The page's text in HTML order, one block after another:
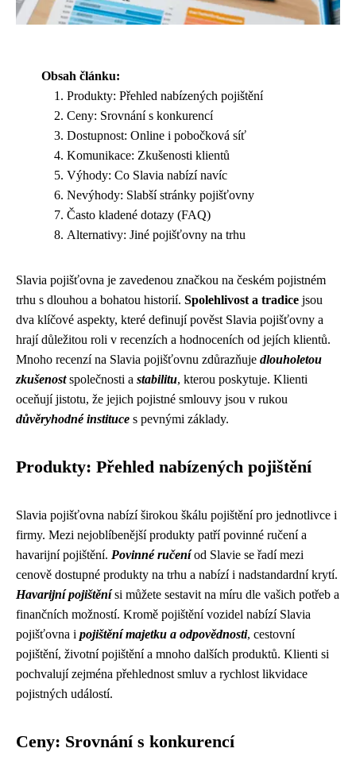
Obsah článku:
Produkty: Přehled nabízených pojištění
Ceny: Srovnání s konkurencí
Dostupnost: Online i pobočková síť
Komunikace: Zkušenosti klientů
Výhody: Co Slavia nabízí navíc
Nevýhody: Slabší stránky pojišťovny
Často kladené dotazy (FAQ)
Alternativy: Jiné pojišťovny na trhu
Slavia pojišťovna je zavedenou značkou na českém pojistném
trhu s dlouhou a bohatou historií. Spolehlivost a tradice jsou
dva klíčové aspekty, které definují pověst Slavia pojišťovny a
hrají důležitou roli v recenzích a hodnoceních od jejích klientů.
Mnoho recenzí na Slavia pojišťovnu zdůrazňuje dlouholetou
zkušenostspolečnosti a stabilitu, kterou poskytuje. Klienti
oceňují jistotu, že jejich pojistné smlouvy jsou v rukou
důvěryhodné instituce s pevnými základy.
Produkty: Přehled nabízených pojištění
Slavia pojišťovna nabízí širokou škálu pojištění pro jednotlivce i
firmy. Mezi nejoblíbenější produkty patří povinné ručení a
havarijní pojištění. Povinné ručeníod Slavie se řadí mezi
cenově dostupné produkty na trhu a nabízí i nadstandardní krytí.
Havarijní pojištěnísi můžete sestavit na míru dle vašich potřeb a
finančních možností. Kromě pojištění vozidel nabízí Slavia
pojišťovna i pojištění majetku a odpovědnosti, cestovní
pojištění, životní pojištění a mnoho dalších produktů. Klienti si
pochvalují zejména přehlednost smluv a rychlost likvidace
pojistných událostí.
Ceny: Srovnání s konkurencí